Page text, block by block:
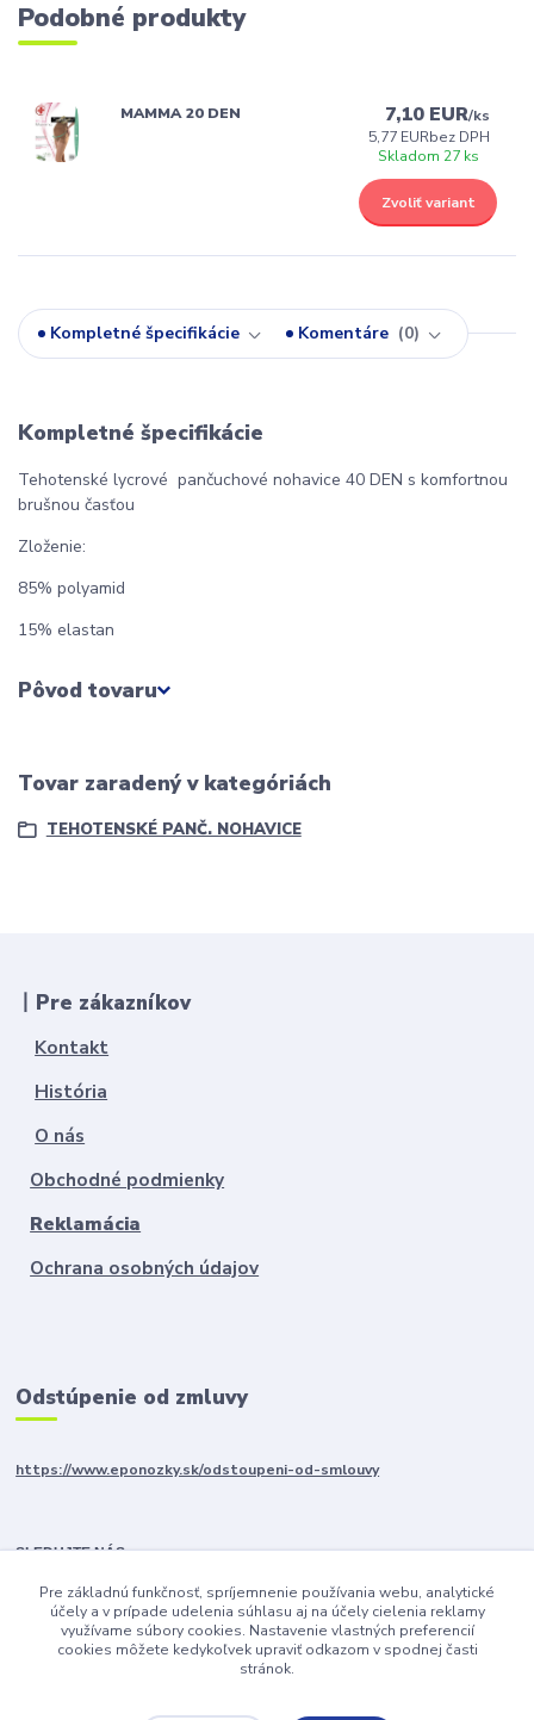
Podobné produkty
MAMMA 20 DEN 7,10 EUR/ks
5,77 EURbez DPH
Skladom 27 ks
Zvoliť variant
Kompletné špecifikácie Komentáre 0
Kompletné špecifikácie
Tehotenské lycrové pančuchové nohavice 40 DEN s komfortnou
brušnou časťou
Zloženie:
85% polyamid
15% elastan
Pôvod tovaru
Tovar zaradený v kategóriách
TEHOTENSKÉ PANČ. NOHAVICE
丨Pre zákazníkov
Kontakt
História
O nás
Obchodné podmienky
Reklamácia
Ochrana osobných údajov
Odstúpenie od zmluvy
https://www.eponozky.sk/odstoupeni-od-smlouvy
SLEDUJTE NÁS
Pre základnú funkčnosť, spríjemnenie používania webu, analytické
účely a v prípade udelenia súhlasu aj na účely cielenia reklamy
využívame súbory cookies. Nastavenie vlastných preferencií
cookies môžete kedykoľvek upraviť odkazom v spodnej časti
stránok.